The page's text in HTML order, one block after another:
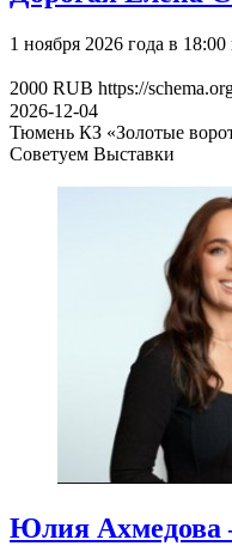
1 ноября 2026 года в
2000 RUB https://
2026-12-04
Тюмень КЗ «Золотые
Советуем Выставки
Юлия Ахмедова